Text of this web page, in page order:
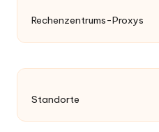
Rechenzentrums-Proxys
Standorte